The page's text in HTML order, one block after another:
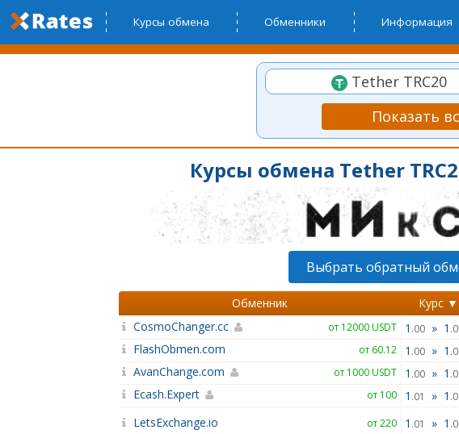
Курсы обмена Обменники Информация
Tether TRC20
Показать
Курсы обмена Tether
Выбрать обратный
Обменник Курс ▼
CosmoChanger.cc
от 12000 USDT 1 .00 » 1
FlashObmen.com
от 60.12 1 .00 » 1
AvanChange.com
от 1000 USDT 1 .00 » 1
Ecash.Expert
от 100 1 .01 » 1
LetsExchange.io
от 220 1 .01 » 1